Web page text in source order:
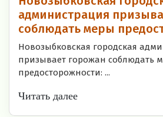
администрация
соблюдать меры
Новозыбковская городская
призывает горожан соблюдать
предосторожности: ...
Читать далее